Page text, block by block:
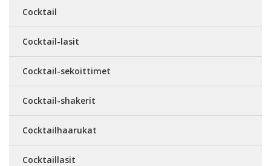
Cocktail
Cocktail-lasit
Cocktail-sekoittimet
Cocktail-shakerit
Cocktailhaarukat
Cocktaillasit